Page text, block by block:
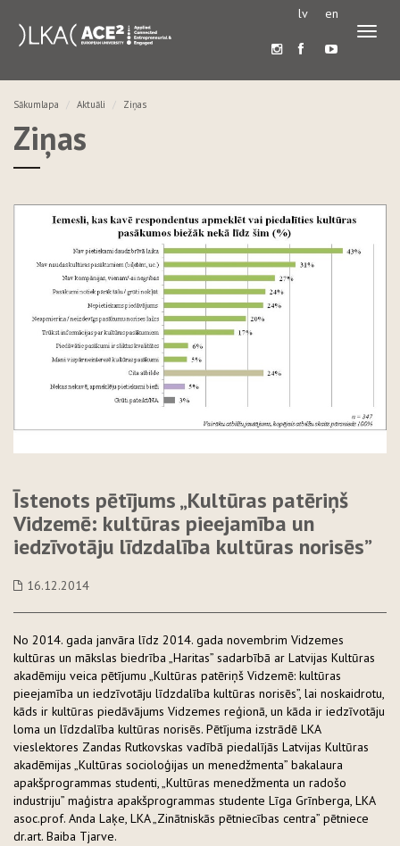
lv en
Sākumlapa Aktuāli Ziņas
Ziņas
Īstenots pētījums „Kultūras patēriņš
Vidzemē: kultūras pieejamība un
iedzīvotāju līdzdalība kultūras norisēs”
16.12.2014
No 2014. gada janvāra līdz 2014. gada novembrim Vidzemes
kultūras un mākslas biedrība „Haritas” sadarbībā ar Latvijas Kultūras
akadēmiju veica pētījumu „Kultūras patēriņš Vidzemē: kultūras
pieejamība un iedzīvotāju līdzdalība kultūras norisēs”, lai noskaidrotu,
kāds ir kultūras piedāvājums Vidzemes reģionā, un kāda ir iedzīvotāju
loma un līdzdalība kultūras norisēs. Pētījuma izstrādē LKA
vieslektores Zandas Rutkovskas vadībā piedalījās Latvijas Kultūras
akadēmijas „Kultūras socioloģijas un menedžmenta” bakalaura
apakšprogrammas studenti, „Kultūras menedžmenta un radošo
industriju” maģistra apakšprogrammas studente Līga Grīnberga, LKA
asoc.prof. Anda Laķe, LKA „Zinātniskās pētniecības centra” pētniece
dr.art. Baiba Tjarve.